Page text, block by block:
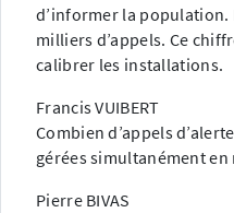
d’informer la population.
milliers d’appels. Ce
calibrer les installations.
Francis VUIBERT
Combien d’appels
gérées simultanément en
Pierre BIVAS